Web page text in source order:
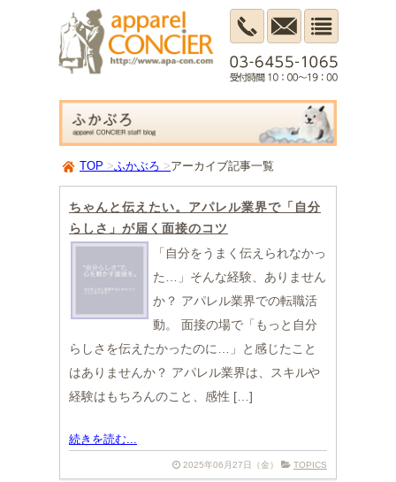
TOP ふかぶろ アーカイブ記事一覧
ちゃんと伝えたい。アパレル業界で「自分
らしさ」が届く面接のコツ
「自分をうまく伝えられなかっ
た…」そんな経験、ありません
か？ アパレル業界での転職活
動。 面接の場で「もっと自分
らしさを伝えたかったのに…」と感じたこと
はありませんか？ アパレル業界は、スキルや
経験はもちろんのこと、感性 […]
続きを読む...
2025年06月27日（金） TOPICS